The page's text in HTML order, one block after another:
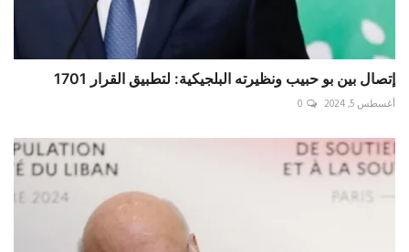
إتصال بين بو حبيب ونظيرته البلجيكية: لتطبيق القرار 1701
أغسطس 5, 2024 0